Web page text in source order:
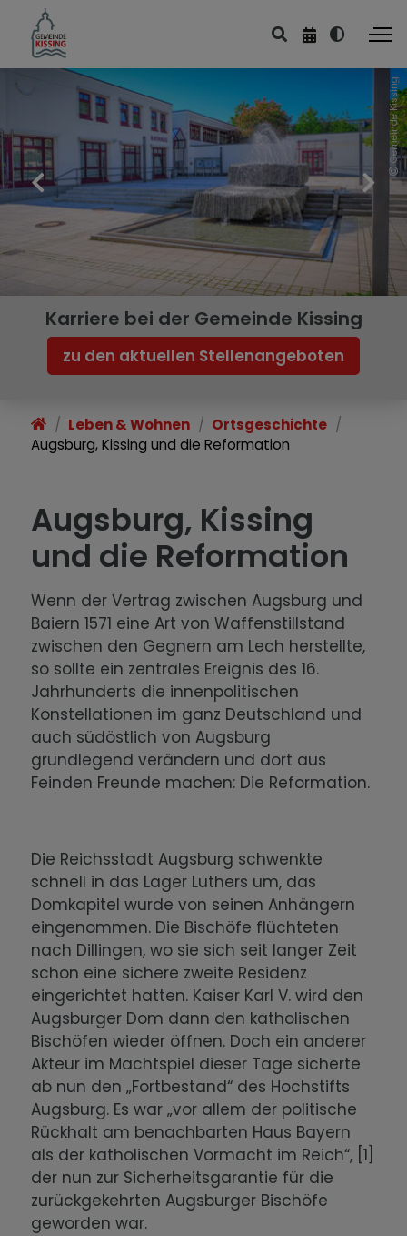
Leben & Wohnen
Bildung & Kultur
Sport & Freizeit
Kirchen & Friedhof
Ver- & Entsorgung
Planen & Bauen
Umwelt & Energie
Wirtschaft & Gewerbe
Ortsgeschichte
Gemeinde Kissing
Karriere bei der Gemeinde Kissing
zu den aktuellen Stellenangeboten
Leben & Wohnen
Ortsgeschichte
Augsburg, Kissing und die Reformation
Augsburg, Kissing
und die Reformation
Wenn der Vertrag zwischen Augsburg und
Baiern 1571 eine Art von Waffenstillstand
zwischen den Gegnern am Lech herstellte,
so sollte ein zentrales Ereignis des 16.
Jahrhunderts die innenpolitischen
Konstellationen im ganz Deutschland und
auch südöstlich von Augsburg
grundlegend verändern und dort aus
Feinden Freunde machen: Die Reformation.
Die Reichsstadt Augsburg schwenkte
schnell in das Lager Luthers um, das
Domkapitel wurde von seinen Anhängern
eingenommen. Die Bischöfe flüchteten
nach Dillingen, wo sie sich seit langer Zeit
schon eine sichere zweite Residenz
eingerichtet hatten. Kaiser Karl V. wird den
Augsburger Dom dann den katholischen
Bischöfen wieder öffnen. Doch ein anderer
Akteur im Machtspiel dieser Tage sicherte
ab nun den „Fortbestand“ des Hochstifts
Augsburg. Es war „vor allem der politische
Rückhalt am benachbarten Haus Bayern
als der katholischen Vormacht im Reich“, [1]
der nun zur Sicherheitsgarantie für die
zurückgekehrten Augsburger Bischöfe
geworden war.